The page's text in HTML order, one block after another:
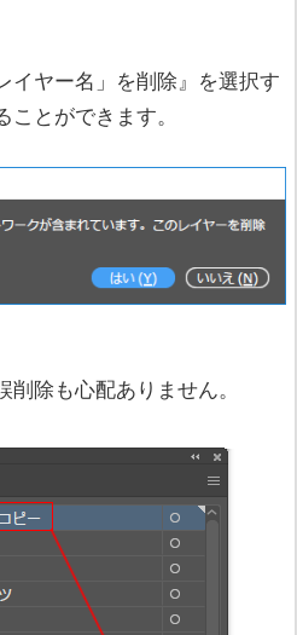
イヤー名」を削除』を選択す
とができます。
除も心配ありません。